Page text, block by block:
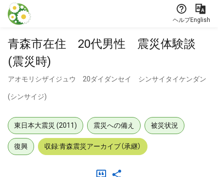
本文に飛ぶ
ヘルプEnglish
青森市在住 20代男性 震災体験談
(震災時)
アオモリシザイジュウ 20ダイダンセイ シンサイタイケンダン
(シンサイジ)
東日本大震災 (2011) 震災への備え 被災状況
復興 収録:青森震災アーカイブ（承継）